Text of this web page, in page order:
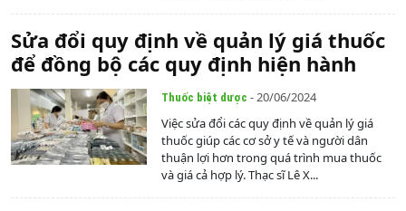
Sửa đổi quy định về quản lý giá thuốc
để đồng bộ các quy định hiện hành
Thuốc biệt dược - 20/06/2024
Việc sửa đổi các quy định về quản lý giá
thuốc giúp các cơ sở y tế và người dân
thuận lợi hơn trong quá trình mua thuốc
và giá cả hợp lý. Thạc sĩ Lê X...